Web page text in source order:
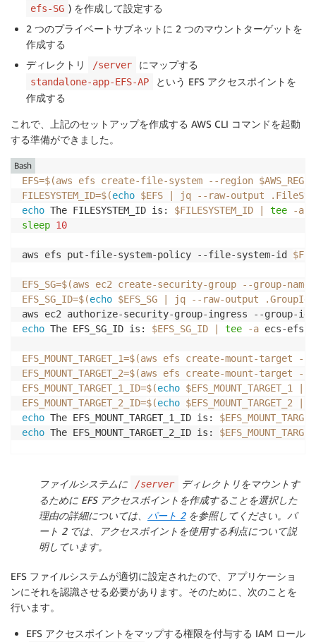
efs-SG ) を作成して設定する
2 つのプライベートサブネットに 2 つのマウントターゲットを
作成する
ディレクトリ
/server にマップする
standalone-app-EFS-AP
という EFS アクセスポイントを
作成する
これで、上記のセットアップを作成する AWS CLI コマンドを起動
する準備ができました。
EFS=$(aws efs create-file-system --region
FILESYSTEM_ID=$(echo $EFS
jq --raw-output
echo The FILESYSTEM_ID is: $FILESYSTEM_ID tee
-a
sleep 10
aws efs put-file-system-policy --file-system-id
EFS_SG=$(aws ec2 create-security-group --group-
EFS_SG_ID=$(echo $EFS_SG jq --raw-output .GroupId
aws ec2 authorize-security-group-ingress --group-id
echo The EFS_SG_ID is: $EFS_SG_ID tee -a ecs-efs-
EFS_MOUNT_TARGET_1=$(aws efs create-mount-target --
EFS_MOUNT_TARGET_2=$(aws efs create-mount-target --
EFS_MOUNT_TARGET_1_ID=$(echo $EFS_MOUNT_TARGET_1
EFS_MOUNT_TARGET_2_ID=$(echo $EFS_MOUNT_TARGET_2
echo The EFS_MOUNT_TARGET_1_ID is:
echo The EFS_MOUNT_TARGET_2_ID is:
EFS_ACCESSPOINT_ARN
$( $EFS_ACCESSPOINT |
jq --
echo The EFS_ACCESSPOINT_ID is: $EFS_ACCESSPOINT_ID
echo The EFS_ACCESSPOINT_ARN is:
Bash
ファイルシステムに /server
ディレクトリをマウントす
るために EFS アクセスポイントを作成することを選択した
理由の詳細については、 パート 2を参照してください。パ
ート 2 では、アクセスポイントを使用する利点について説
明しています。
EFS ファイルシステムが適切に設定されたので、アプリケーショ
ンにそれを認識させる必要があります。そのために、次のことを
行います。
EFS アクセスポイントをマップする権限を付与する IAM ロール